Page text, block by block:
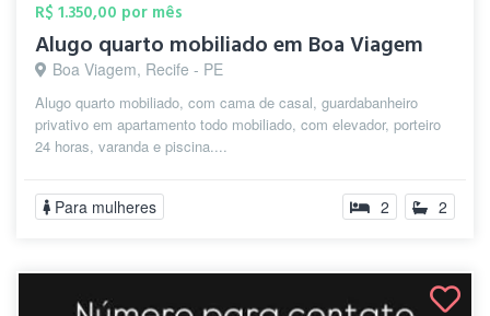
R$ 1.350,00 por mês
Alugo quarto mobiliado em Boa Viagem
Boa Viagem, Recife - PE
Alugo quarto mobiliado, com cama de casal, guardabanheiro
privativo em apartamento todo mobiliado, com elevador, porteiro
24 horas, varanda e piscina....
Para mulheres 2 2